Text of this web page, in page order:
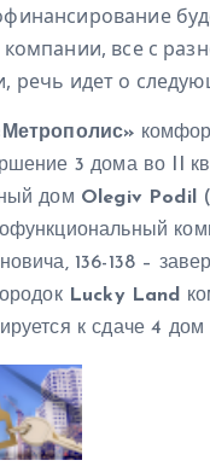
компании, все с
речь идет о
3 дома во II
дом Olegiv Podil
136-138 –
Lucky Land
к сдаче 4